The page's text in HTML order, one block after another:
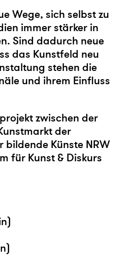
Wege, sich selbst zu
immer stärker in
Sind dadurch neue
das Kunstfeld neu
stehen die
und ihrem Einfluss
zwischen der
der
bildende Künste NRW
für Kunst & Diskurs